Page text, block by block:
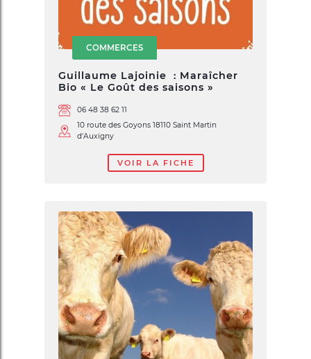
COMMERCES
Guillaume Lajoinie : Maraîcher
Bio « Le Goût des saisons »
06 48 38 62 11
10 route des Goyons 18110 Saint Martin
d'Auxigny
VOIR LA FICHE